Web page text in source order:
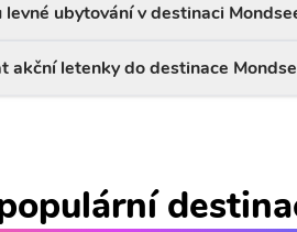
levné ubytování v destinaci
akční letenky do destinace